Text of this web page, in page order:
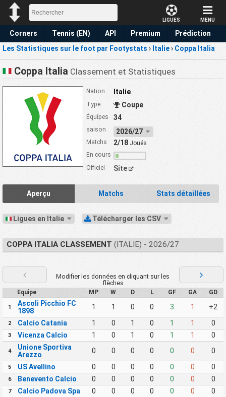
LIGUES MENU
Corners Tennis (EN) API Premium
Prédiction
Les Statistiques sur le foot par Footystats › Italie› Coppa Italia
Coppa Italia Classement et Statistiques
Nation Italie
Type Coupe
Équipes 34
saison 2026/27
Matchs 2/18Joués
En cours
Officiel
Site
Aperçu Matchs Stats détaillées
Ligues en Italie Télécharger les CSV
COPPA ITALIA CLASSEMENT (ITALIE) - 2026/27
Modifier les données en cliquant sur les
flèches
Equipe MP W D L GF GA GD
1
Ascoli Picchio FC
1898
1 1 0 0 3 1 +2
2 Calcio Catania 1 0 1 0 1 1 0
3 Vicenza Calcio 1 0 1 0 1 1 0
4
Unione Sportiva
Arezzo
0 0 0 0 0 0 0
5 US Avellino 0 0 0 0 0 0 0
6 Benevento Calcio 0 0 0 0 0 0 0
7 Calcio Padova Spa 0 0 0 0 0 0 0